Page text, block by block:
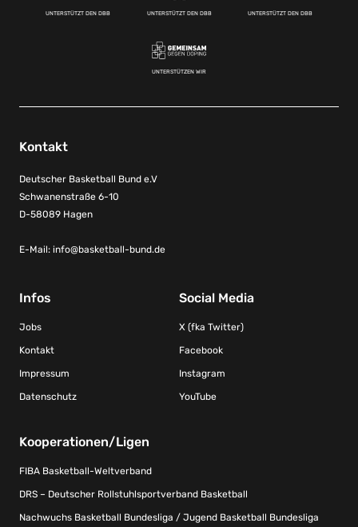
UNTERSTÜTZT DEN DBB UNTERSTÜTZT DEN DBB UNTERSTÜTZT DEN DBB
UNTERSTÜTZEN WIR
Kontakt
Deutscher Basketball Bund e.V
Schwanenstraße 6-10
D-58089 Hagen
E-Mail: info@basketball-bund.de
Infos
Jobs
Kontakt
Impressum
Datenschutz
Social Media
X (fka Twitter)
Facebook
Instagram
YouTube
Kooperationen/Ligen
FIBA Basketball-Weltverband
DRS – Deutscher Rollstuhlsportverband Basketball
Nachwuchs Basketball Bundesliga / Jugend Basketball Bundesliga